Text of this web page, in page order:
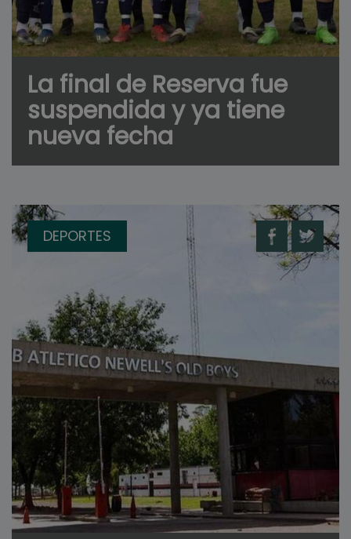
La final de Reserva fue
suspendida y ya tiene
nueva fecha
DEPORTES